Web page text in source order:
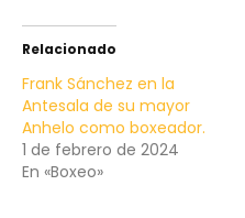
Relacionado
Frank Sánchez en la
Antesala de su mayor
Anhelo como boxeador.
1 de febrero de 2024
En «Boxeo»